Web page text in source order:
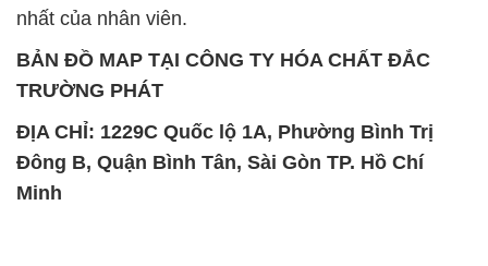
nhất của nhân viên.
BẢN ĐỒ MAP TẠI CÔNG TY HÓA CHẤT ĐẮC
TRƯỜNG PHÁT
ĐỊA CHỈ: 1229C Quốc lộ 1A, Phường Bình Trị
Đông B, Quận Bình Tân, Sài Gòn TP. Hồ Chí
Minh